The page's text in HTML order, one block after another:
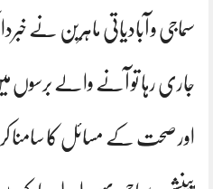
سماجی و آبادیاتی ماہرین نے
جاری رہا تو آنے والے برسوں
اور صحت کے مسائل کا سامنا